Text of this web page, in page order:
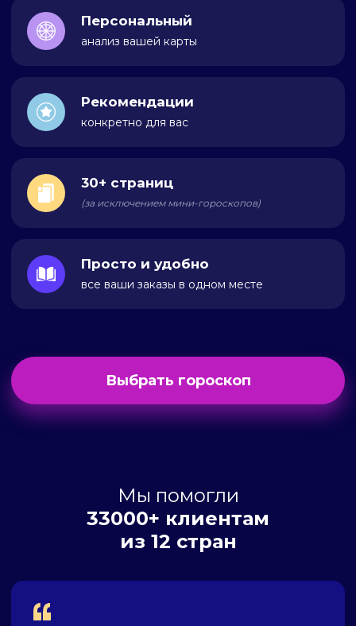
Персональный
анализ вашей карты
Рекомендации
конкретно для вас
30+ страниц
(за исключением мини-гороскопов)
Просто и удобно
все ваши заказы в одном месте
Выбрать гороскоп
Мы помогли
33000+ клиентам
из 12 стран